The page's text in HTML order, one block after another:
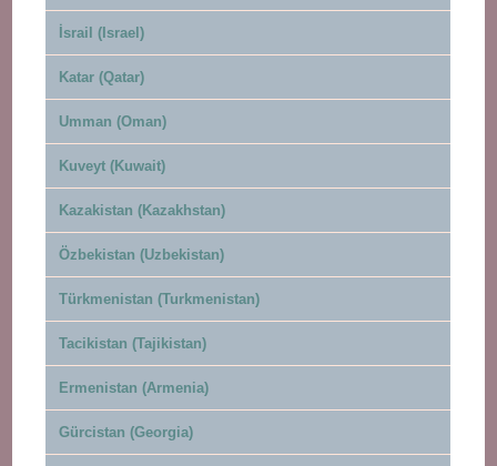
İsrail (Israel)
Katar (Qatar)
Umman (Oman)
Kuveyt (Kuwait)
Kazakistan (Kazakhstan)
Özbekistan (Uzbekistan)
Türkmenistan (Turkmenistan)
Tacikistan (Tajikistan)
Ermenistan (Armenia)
Gürcistan (Georgia)